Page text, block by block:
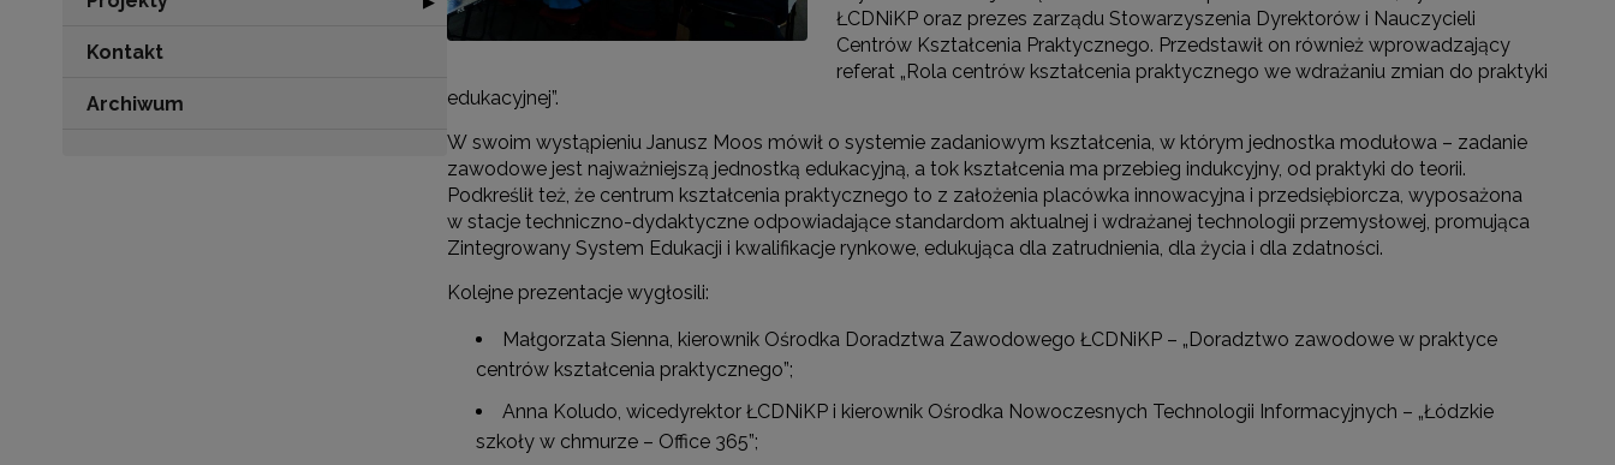
Kontakt
Archiwum
ŁCDNiKP oraz prezes zarządu Stowarzyszenia Dyrektorów i Nauczycieli
Centrów Kształcenia Praktycznego. Przedstawił on również wprowadzający
referat „Rola centrów kształcenia praktycznego we wdrażaniu zmian do praktyki
edukacyjnej”.
W swoim wystąpieniu Janusz Moos mówił o systemie zadaniowym kształcenia, w którym jednostka modułowa – zadanie
zawodowe jest najważniejszą jednostką edukacyjną, a tok kształcenia ma przebieg indukcyjny, od praktyki do teorii.
Podkreślił też, że centrum kształcenia praktycznego to z założenia placówka innowacyjna i przedsiębiorcza, wyposażona
w stacje techniczno-dydaktyczne odpowiadające standardom aktualnej i wdrażanej technologii przemysłowej, promująca
Zintegrowany System Edukacji i kwalifikacje rynkowe, edukująca dla zatrudnienia, dla życia i dla zdatności.
Kolejne prezentacje wygłosili:
Małgorzata Sienna, kierownik Ośrodka Doradztwa Zawodowego ŁCDNiKP – „Doradztwo zawodowe w praktyce
centrów kształcenia praktycznego”;
Anna Koludo, wicedyrektor ŁCDNiKP i kierownik Ośrodka Nowoczesnych Technologii Informacyjnych – „Łódzkie
szkoły w chmurze – Office 365”;